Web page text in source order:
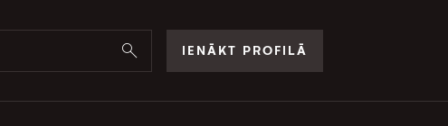
IENĀKT PROFILĀ